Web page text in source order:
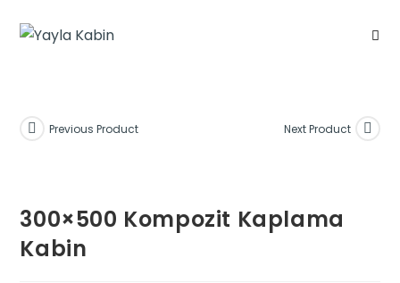
Previous Product Next Product
300×500 Kompozit Kaplama
Kabin